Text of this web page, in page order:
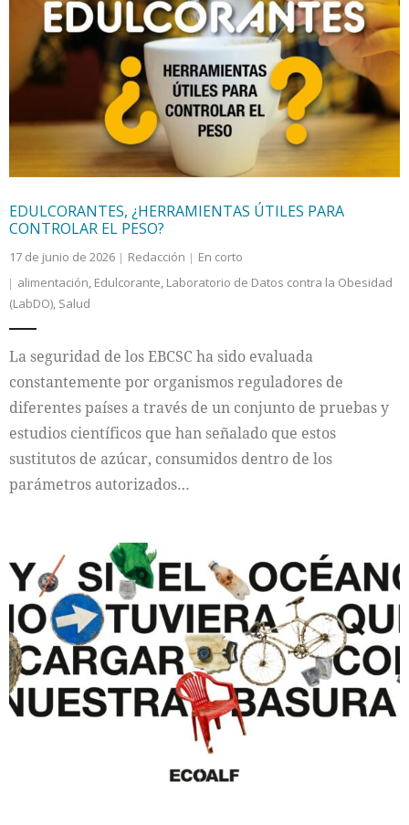
EDULCORANTES, ¿HERRAMIENTAS ÚTILES PARA
CONTROLAR EL PESO?
17 de junio de 2026 Redacción
En corto
alimentación, Edulcorante, Laboratorio de Datos contra la Obesidad
(LabDO), Salud
La seguridad de los EBCSC ha sido evaluada
constantemente por organismos reguladores de
diferentes países a través de un conjunto de pruebas y
estudios científicos que han señalado que estos
sustitutos de azúcar, consumidos dentro de los
parámetros autorizados…